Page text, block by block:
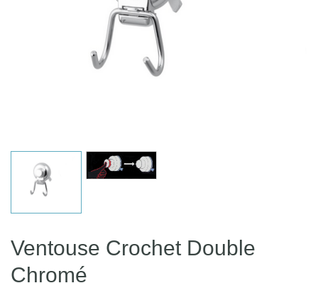
Ventouse Crochet Double
Chromé